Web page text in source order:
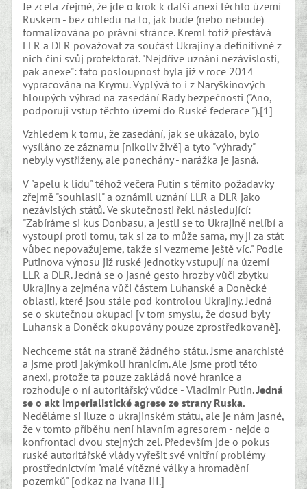
Je zcela zřejmé, že jde o krok k další anexi těchto území
Ruskem - bez ohledu na to, jak bude (nebo nebude)
formalizována po právní stránce. Kreml totiž přestává
LLR a DLR považovat za součást Ukrajiny a definitivně z
nich činí svůj protektorát. "Nejdříve uznání nezávislosti,
pak anexe": tato posloupnost byla již v roce 2014
vypracována na Krymu. Vyplývá to i z Naryškinových
hloupých výhrad na zasedání Rady bezpečnosti ("Ano,
podporuji vstup těchto území do Ruské federace ").[1]
Vzhledem k tomu, že zasedání, jak se ukázalo, bylo
vysíláno ze záznamu [nikoliv živě] a tyto "výhrady"
nebyly vystřiženy, ale ponechány - narážka je jasná.
V "apelu k lidu" téhož večera Putin s těmito požadavky
zřejmě "souhlasil" a oznámil uznání LLR a DLR jako
nezávislých států. Ve skutečnosti řekl následující:
"Zabíráme si kus Donbasu, a jestli se to Ukrajině nelíbí a
vystoupí proti tomu, tak si za to může sama, my ji za stát
vůbec nepovažujeme, takže si vezmeme ještě víc." Podle
Putinova výnosu již ruské jednotky vstupují na území
LLR a DLR. Jedná se o jasné gesto hrozby vůči zbytku
Ukrajiny a zejména vůči částem Luhanské a Doněcké
oblasti, které jsou stále pod kontrolou Ukrajiny. Jedná
se o skutečnou okupaci [v tom smyslu, že dosud byly
Luhansk a Doněck okupovány pouze zprostředkovaně].
Nechceme stát na straně žádného státu. Jsme anarchisté
a jsme proti jakýmkoli hranicím. Ale jsme proti této
anexi, protože ta pouze zakládá nové hranice a
rozhoduje o ní autoritářský vůdce - Vladimir Putin.Jedná
se o akt imperialistické agrese ze strany Ruska.
Neděláme si iluze o ukrajinském státu, ale je nám jasné,
že v tomto příběhu není hlavním agresorem - nejde o
konfrontaci dvou stejných zel. Především jde o pokus
ruské autoritářské vlády vyřešit své vnitřní problémy
prostřednictvím "malé vítězné války a hromadění
pozemků" [odkaz na Ivana III.]